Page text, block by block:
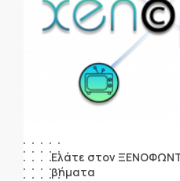
Ελάτε στον
βήματα